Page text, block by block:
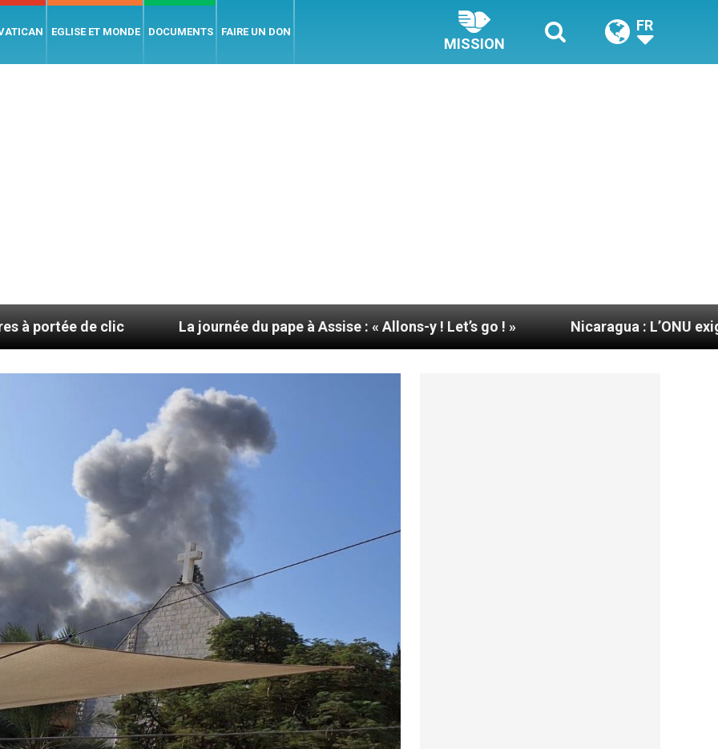
EGLISE ET MONDE DOCUMENTS FAIRE UN DON
MISSION
FR
clic La journée du pape à Assise : « Allons-y ! Let’s go ! » Nicaragua : L’ONU exige des